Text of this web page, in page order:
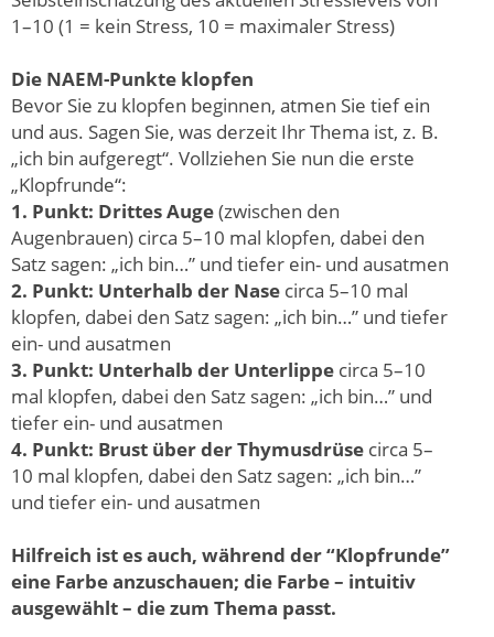
1–10 (1 = kein Stress, 10 = maximaler Stress)
Die NAEM-Punkte klopfen
Bevor Sie zu klopfen beginnen, atmen Sie tief ein
und aus. Sagen Sie, was derzeit Ihr Thema ist, z. B.
„ich bin aufgeregt“. Vollziehen Sie nun die erste
„Klopfrunde“:
1. Punkt: Drittes Auge(zwischen den
Augenbrauen) circa 5–10 mal klopfen, dabei den
Satz sagen: „ich bin…” und tiefer ein- und ausatmen
2. Punkt: Unterhalb der Nase circa 5–10 mal
klopfen, dabei den Satz sagen: „ich bin…” und tiefer
ein- und ausatmen
3. Punkt: Unterhalb der Unterlippe circa 5–10
mal klopfen, dabei den Satz sagen: „ich bin…” und
tiefer ein- und ausatmen
4. Punkt: Brust über der Thymusdrüse circa 5–
10 mal klopfen, dabei den Satz sagen: „ich bin…”
und tiefer ein- und ausatmen
Hilfreich ist es auch, während der “Klopfrunde”
eine Farbe anzuschauen; die Farbe – intuitiv
ausgewählt – die zum Thema passt.